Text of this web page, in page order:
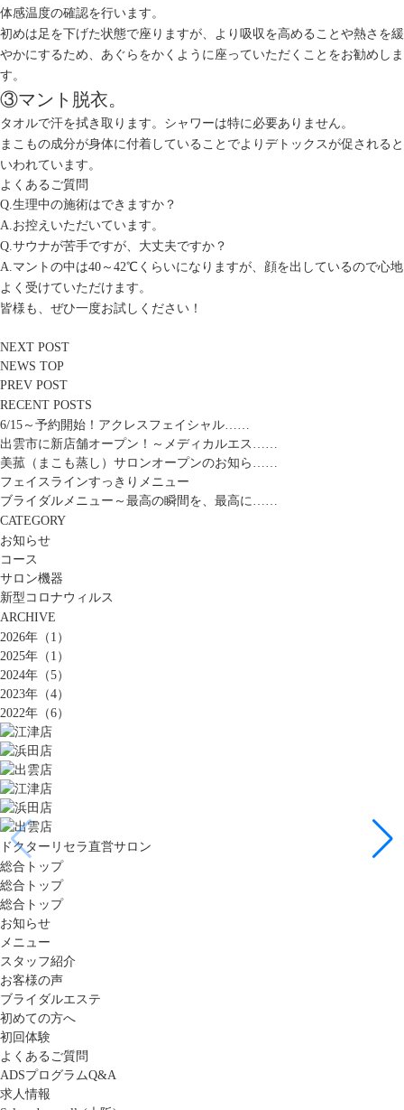
体感温度の確認を行います。
初めは足を下げた状態で座りますが、より吸収を高めることや熱さを緩
やかにするため、あぐらをかくように座っていただくことをお勧めしま
す。
③マント脱衣。
タオルで汗を拭き取ります。シャワーは特に必要ありません。
まこもの成分が身体に付着していることでよりデトックスが促されると
いわれています。
よくあるご質問
Q.生理中の施術はできますか？
A.お控えいただいています。
Q.サウナが苦手ですが、大丈夫ですか？
A.マントの中は40～42℃くらいになりますが、顔を出しているので心地
よく受けていただけます。
皆様も、ぜひ一度お試しください！
NEXT POST
NEWS TOP
PREV POST
RECENT POSTS
6/15～予約開始！アクレスフェイシャル……
出雲市に新店舗オープン！～メディカルエス……
美菰（まこも蒸し）サロンオープンのお知ら……
フェイスラインすっきりメニュー
ブライダルメニュー～最高の瞬間を、最高に……
CATEGORY
お知らせ
コース
サロン機器
新型コロナウィルス
ARCHIVE
2026年（1）
2025年（1）
2024年（5）
2023年（4）
2022年（6）
ドクターリセラ直営サロン
総合トップ
総合トップ
総合トップ
お知らせ
メニュー
スタッフ紹介
お客様の声
ブライダルエステ
初めての方へ
初回体験
よくあるご質問
ADSプログラムQ&A
求人情報